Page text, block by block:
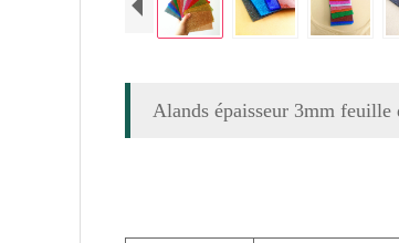
Alands épaisseur 3mm